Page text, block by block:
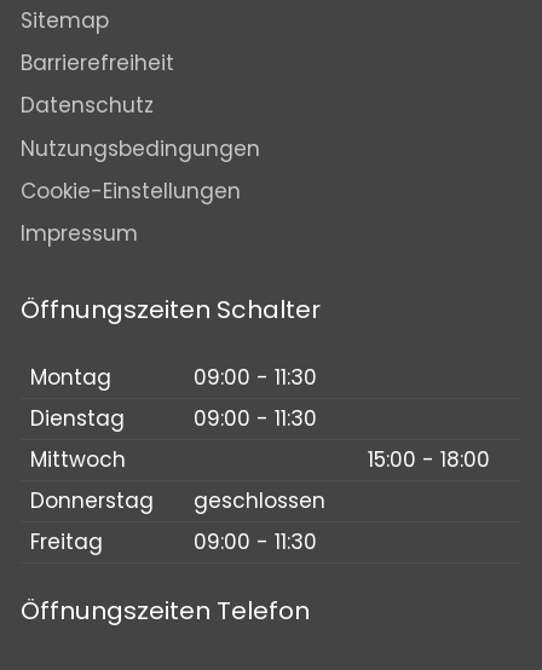
Sitemap
Barrierefreiheit
Datenschutz
Nutzungsbedingungen
Cookie-Einstellungen
Impressum
Öffnungszeiten Schalter
Montag
09:00 - 11:30
Dienstag
09:00 - 11:30
Mittwoch
15:00 - 18:00
Donnerstag
geschlossen
Freitag
09:00 - 11:30
Öffnungszeiten Telefon